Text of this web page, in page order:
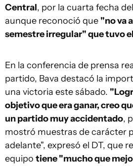
Central, por la cuarta fecha del
aunque reconoció que "no va
semestre irregular" que tuvo
En la conferencia de prensa
partido, Bava destacó la
una victoria este sábado.
objetivo que era ganar, creo
un partido muy accidentado,
mostró muestras de carácter
adelante", expresó el DT, que
equipo tiene "mucho que